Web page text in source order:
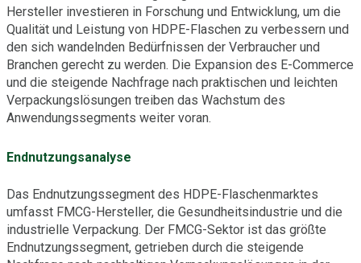
Hersteller investieren in Forschung und Entwicklung, um die
Qualität und Leistung von HDPE-Flaschen zu verbessern und
den sich wandelnden Bedürfnissen der Verbraucher und
Branchen gerecht zu werden. Die Expansion des E-Commerce
und die steigende Nachfrage nach praktischen und leichten
Verpackungslösungen treiben das Wachstum des
Anwendungssegments weiter voran.
Endnutzungsanalyse
Das Endnutzungssegment des HDPE-Flaschenmarktes
umfasst FMCG-Hersteller, die Gesundheitsindustrie und die
industrielle Verpackung. Der FMCG-Sektor ist das größte
Endnutzungssegment, getrieben durch die steigende